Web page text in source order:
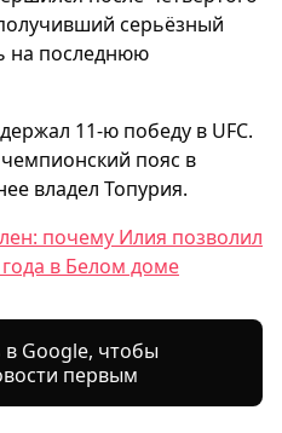
серьёзный
на последнюю
11-ю победу в UFC.
пояс в
владел Топурия.
почему Илия позволил
в Белом доме
Google, чтобы
первым